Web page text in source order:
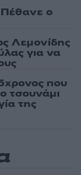
Πέθανε ο
Λεμονίδης
για να
που
τσουνάμι
της